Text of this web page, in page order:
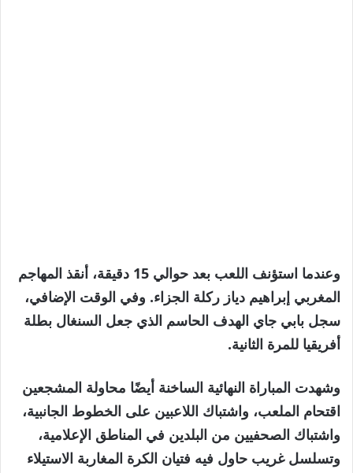
وعندما استؤنف اللعب بعد حوالي 15 دقيقة، أنقذ المهاجم
المغربي إبراهيم دياز ركلة الجزاء. وفي الوقت الإضافي،
سجل بابي جاي الهدف الحاسم الذي جعل السنغال بطلة
أفريقيا للمرة الثانية.
وشهدت المباراة النهائية الساخنة أيضًا محاولة المشجعين
اقتحام الملعب، واشتباك اللاعبين على الخطوط الجانبية،
واشتباك الصحفيين من البلدين في المناطق الإعلامية،
وتسلسل غريب حاول فيه فتيان الكرة المغاربة الاستيلاء